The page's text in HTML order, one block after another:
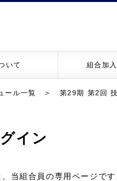
いて 組合加
ール一覧 ＞ 第29期 第2回 技
イン
当組合員の専用ページです